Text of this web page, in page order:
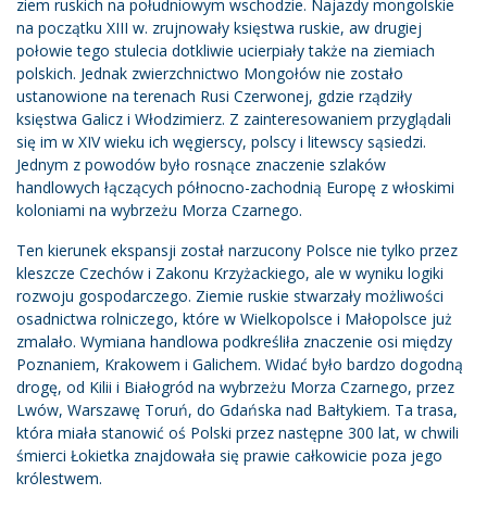
ziem ruskich na południowym wschodzie. Najazdy mongolskie
na początku XIII w. zrujnowały księstwa ruskie, aw drugiej
połowie tego stulecia dotkliwie ucierpiały także na ziemiach
polskich. Jednak zwierzchnictwo Mongołów nie zostało
ustanowione na terenach Rusi Czerwonej, gdzie rządziły
księstwa Galicz i Włodzimierz. Z zainteresowaniem przyglądali
się im w XIV wieku ich węgierscy, polscy i litewscy sąsiedzi.
Jednym z powodów było rosnące znaczenie szlaków
handlowych łączących północno-zachodnią Europę z włoskimi
koloniami na wybrzeżu Morza Czarnego.
Ten kierunek ekspansji został narzucony Polsce nie tylko przez
kleszcze Czechów i Zakonu Krzyżackiego, ale w wyniku logiki
rozwoju gospodarczego. Ziemie ruskie stwarzały możliwości
osadnictwa rolniczego, które w Wielkopolsce i Małopolsce już
zmalało. Wymiana handlowa podkreśliła znaczenie osi między
Poznaniem, Krakowem i Galichem. Widać było bardzo dogodną
drogę, od Kilii i Białogród na wybrzeżu Morza Czarnego, przez
Lwów, Warszawę Toruń, do Gdańska nad Bałtykiem. Ta trasa,
która miała stanowić oś Polski przez następne 300 lat, w chwili
śmierci Łokietka znajdowała się prawie całkowicie poza jego
królestwem.